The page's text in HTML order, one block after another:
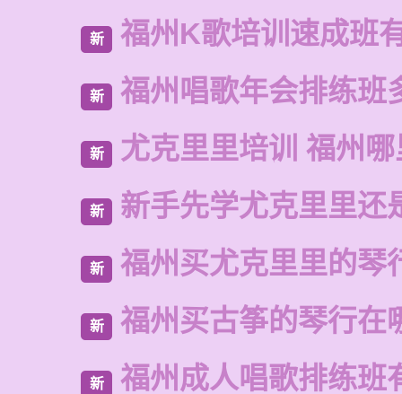
新 福州K歌培训速成班
新 福州唱歌年会排练班
新 尤克里里培训 福州
新 新手先学尤克里里还
新 福州买尤克里里的琴
新 福州买古筝的琴行在
新 福州成人唱歌排练班